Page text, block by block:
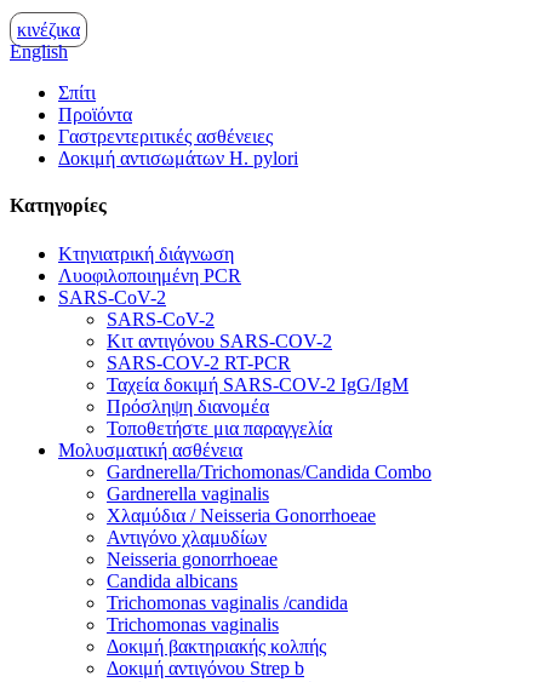
κινέζικα
English
Σπίτι
Προϊόντα
Γαστρεντεριτικές ασθένειες
Δοκιμή αντισωμάτων H. pylori
Κατηγορίες
Κτηνιατρική διάγνωση
Λυοφιλοποιημένη PCR
SARS-CoV-2
SARS-CoV-2
Κιτ αντιγόνου SARS-COV-2
SARS-COV-2 RT-PCR
Ταχεία δοκιμή SARS-COV-2 IgG/IgM
Πρόσληψη διανομέα
Τοποθετήστε μια παραγγελία
Μολυσματική ασθένεια
Gardnerella/Trichomonas/Candida Combo
Gardnerella vaginalis
Χλαμύδια / Neisseria Gonorrhoeae
Αντιγόνο χλαμυδίων
Neisseria gonorrhoeae
Candida albicans
Trichomonas vaginalis /candida
Trichomonas vaginalis
Δοκιμή βακτηριακής κολπής
Δοκιμή αντιγόνου Strep b